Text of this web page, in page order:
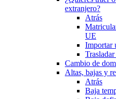
extranjero?
Atrás
UE
Importar
Cambio de
Altas, bajas y
Atrás
Baja